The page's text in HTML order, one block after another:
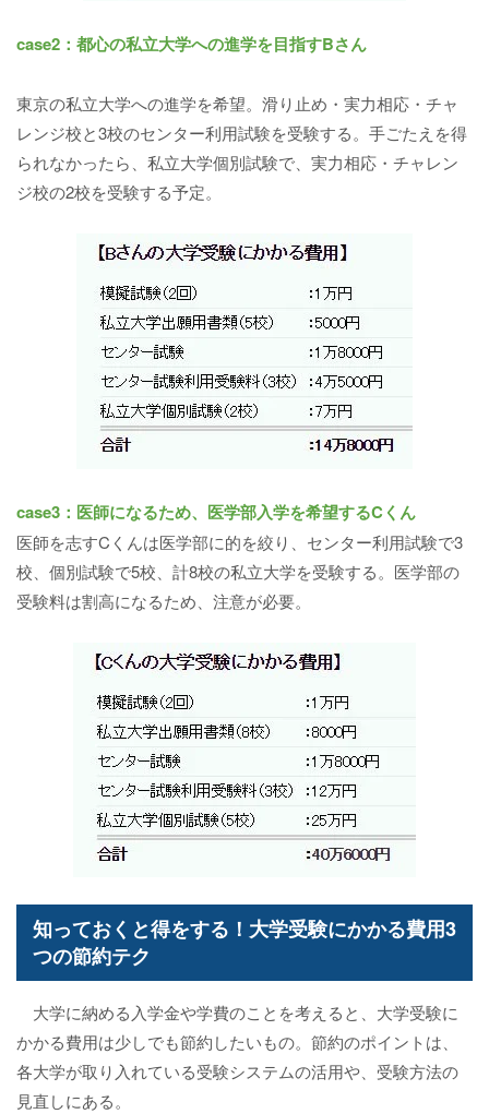
case2：都心の私立大学への進学を目指すBさん
東京の私立大学への進学を希望。滑り止め・実力相応・チャ
レンジ校と3校のセンター利用試験を受験する。手ごたえを得
られなかったら、私立大学個別試験で、実力相応・チャレン
ジ校の2校を受験する予定。
case3：医師になるため、医学部入学を希望するCくん
医師を志すCくんは医学部に的を絞り、センター利用試験で3
校、個別試験で5校、計8校の私立大学を受験する。医学部の
受験料は割高になるため、注意が必要。
知っておくと得をする！大学受験にかかる費用3
つの節約テク
大学に納める入学金や学費のことを考えると、大学受験に
かかる費用は少しでも節約したいもの。節約のポイントは、
各大学が取り入れている受験システムの活用や、受験方法の
見直しにある。